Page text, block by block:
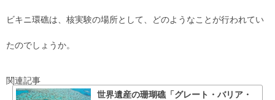
ビキニ環礁は、核実験の場所として、どのようなことが行われてい
たのでしょうか。
関連記事
世界遺産の珊瑚礁「グレート・バリア・